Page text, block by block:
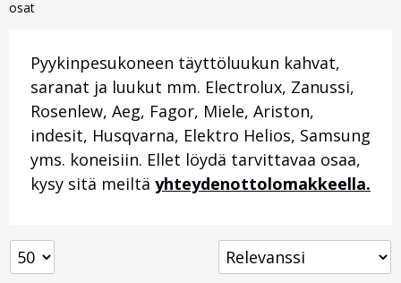
osat
Pyykinpesukoneen täyttöluukun kahvat,
saranat ja luukut mm. Electrolux, Zanussi,
Rosenlew, Aeg, Fagor, Miele, Ariston,
indesit, Husqvarna, Elektro Helios, Samsung
yms. koneisiin. Ellet löydä tarvittavaa osaa,
kysy sitä meiltä yhteydenottolomakkeella.